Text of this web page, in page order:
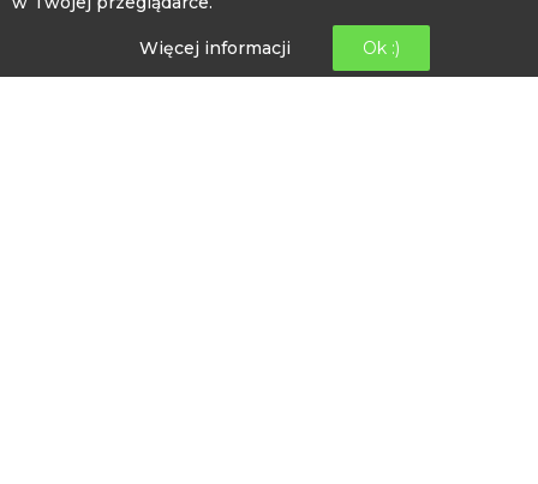
Polityka prywatności
Obowiązek informacyjny
Więcej informacji Ok :)